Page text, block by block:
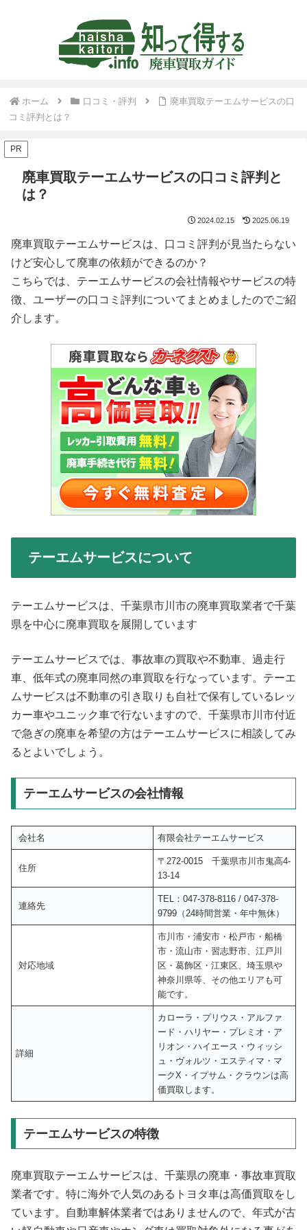
ホーム 口コミ・評判
廃車買取テーエムサービスの口
コミ評判とは？
PR
廃車買取テーエムサービスの口コミ評判と
は？
2024.02.15 2025.06.19
廃車買取テーエムサービスは、口コミ評判が見当たらない
けど安心して廃車の依頼ができるのか？
こちらでは、テーエムサービスの会社情報やサービスの特
徴、ユーザーの口コミ評判についてまとめましたのでご紹
介します。
テーエムサービスについて
テーエムサービスは、千葉県市川市の廃車買取業者で千葉
県を中心に廃車買取を展開しています
テーエムサービスでは、事故車の買取や不動車、過走行
車、低年式の廃車同然の車買取を行なっています。テーエ
ムサービスは不動車の引き取りも自社で保有しているレッ
カー車やユニック車で行ないますので、千葉県市川市付近
で急ぎの廃車を希望の方はテーエムサービスに相談してみ
るとよいでしょう。
テーエムサービスの会社情報
会社名 有限会社テーエムサービス
住所
〒272-0015 千葉県市川市鬼高4-
13-14
連絡先
TEL：047-378-8116 / 047-378-
9799（24時間営業・年中無休）
対応地域
市川市・浦安市・松戸市・船橋
市・流山市・習志野市、江戸川
区・葛飾区・江東区、埼玉県や
神奈川県等、その他エリアも可
能です。
詳細
カローラ・プリウス・アルファ
ード・ハリヤー・プレミオ・ア
リオン・ハイエース・ウィッシ
ュ・ヴォルツ・エスティマ・マ
ークX・イプサム・クラウンは高
価買取します。
テーエムサービスの特徴
廃車買取テーエムサービスは、千葉県の廃車・事故車買取
業者です。特に海外で人気のあるトヨタ車は高価買取をし
ています。自動車解体業者ではありませんので、年式が古